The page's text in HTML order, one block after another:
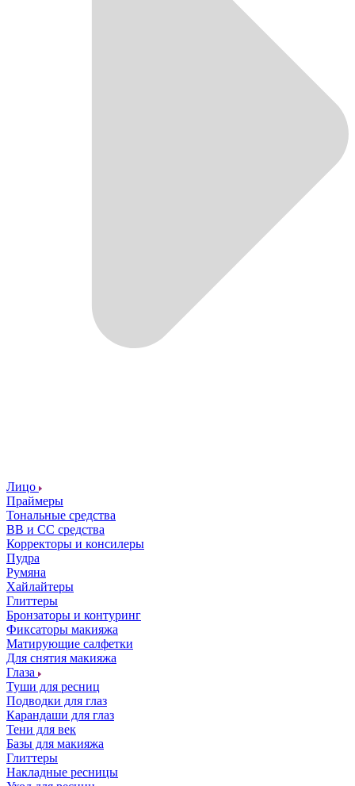
Лицо
Праймеры
Тональные средства
ВВ и СС средства
Корректоры и консилеры
Пудра
Румяна
Хайлайтеры
Глиттеры
Бронзаторы и контуринг
Фиксаторы макияжа
Матирующие салфетки
Для снятия макияжа
Глаза
Туши для ресниц
Подводки для глаз
Карандаши для глаз
Тени для век
Базы для макияжа
Глиттеры
Накладные ресницы